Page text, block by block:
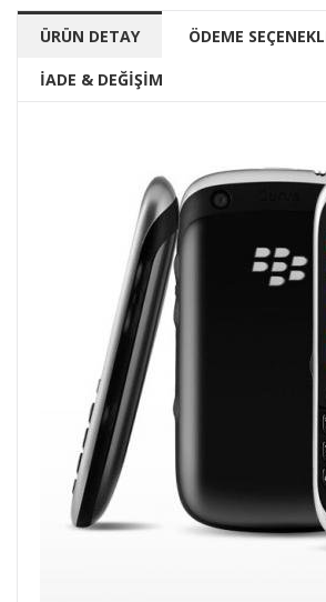
ÜRÜN DETAY ÖDEME
İADE & DEĞİŞİM